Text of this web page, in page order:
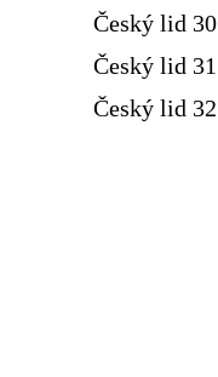
Český lid 30
Český lid 31
Český lid 32